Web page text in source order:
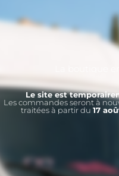
La boutique
Le site est
Les commandes seront à
traitées à partir du 17